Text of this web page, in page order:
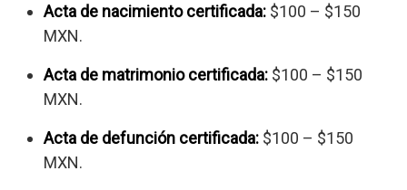
Acta de nacimiento certificada: $100 – $150
MXN.
Acta de matrimonio certificada: $100 – $150
MXN.
Acta de defunción certificada: $100 – $150
MXN.